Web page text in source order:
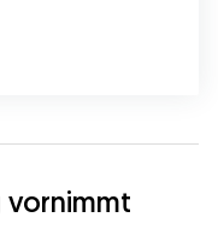
vornimmt